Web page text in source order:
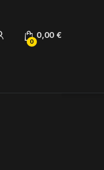
0
0,00€